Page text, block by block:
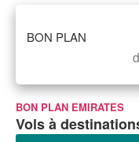
BON PLAN
BON PLAN EMIRATES
Vols à